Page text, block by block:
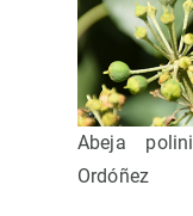
Abeja
Ordóñez